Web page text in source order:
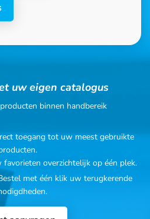
uw eigen catalogus
binnen handbereik
toegang tot uw meest gebruikte
favorieten overzichtelijk op één plek.
met één klik uw terugkerende